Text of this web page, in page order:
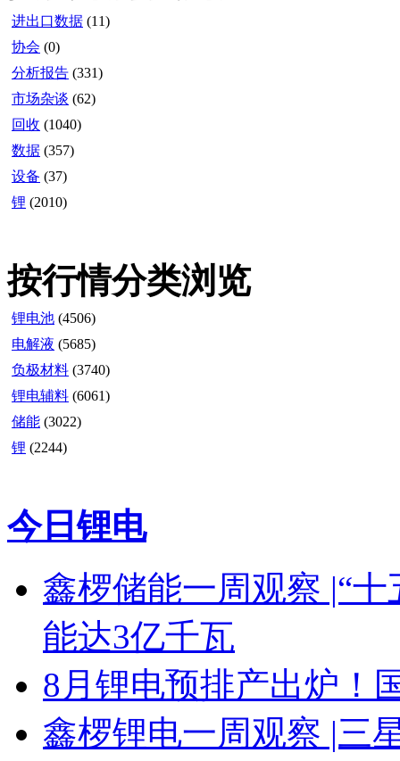
进出口数据 (11)
协会 (0)
分析报告 (331)
市场杂谈 (62)
回收 (1040)
数据 (357)
设备 (37)
锂 (2010)
按行情分类浏览
锂电池 (4506)
电解液 (5685)
负极材料 (3740)
锂电辅料 (6061)
储能 (3022)
锂 (2244)
今日锂电
鑫椤储能一周观察 |“
能达3亿千瓦
8月锂电预排产出炉！
鑫椤锂电一周观察 |三